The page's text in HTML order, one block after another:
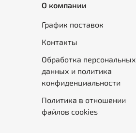
О компании
График поставок
Контакты
Обработка персональных
данных и политика
конфиденциальности
Политика в отношении
файлов cookies